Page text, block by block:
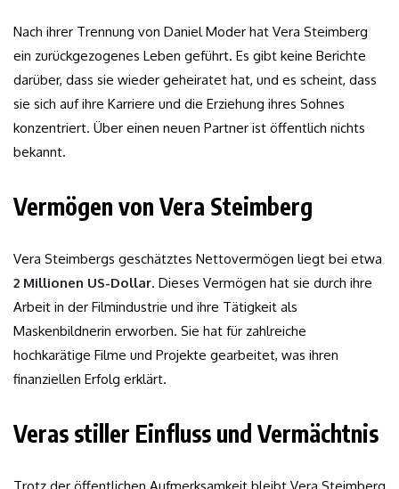
Nach ihrer Trennung von Daniel Moder hat Vera Steimberg
ein zurückgezogenes Leben geführt. Es gibt keine Berichte
darüber, dass sie wieder geheiratet hat, und es scheint, dass
sie sich auf ihre Karriere und die Erziehung ihres Sohnes
konzentriert. Über einen neuen Partner ist öffentlich nichts
bekannt.
Vermögen von Vera Steimberg
Vera Steimbergs geschätztes Nettovermögen liegt bei etwa
2 Millionen US-Dollar. Dieses Vermögen hat sie durch ihre
Arbeit in der Filmindustrie und ihre Tätigkeit als
Maskenbildnerin erworben. Sie hat für zahlreiche
hochkarätige Filme und Projekte gearbeitet, was ihren
finanziellen Erfolg erklärt.
Veras stiller Einfluss und Vermächtnis